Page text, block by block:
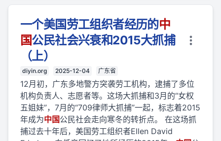
一个美国劳工组织者经历的中
国公民社会兴衰和2015大抓捕
（上）
diyin.org 2025-12-04 广东省
12月初，广东多地警方突袭劳工机构，逮捕了多位
机构负责人、志愿者等。这场大抓捕和3月的“女权
五姐妹”，7月的“709律师大抓捕”一起，标志着2015
年成为中国公民社会走向寒冬的转折点。 在这场抓
捕过去十年后，美国劳工组织者Ellen David